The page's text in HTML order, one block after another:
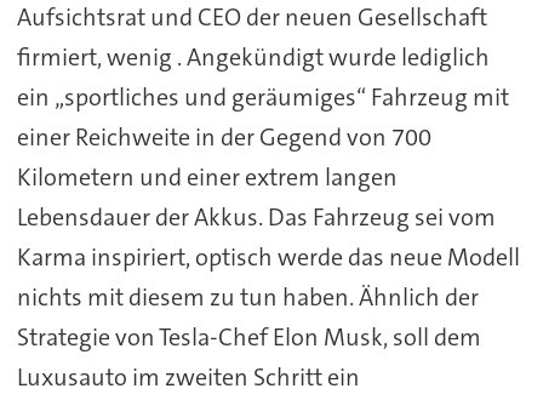
Aufsichtsrat und CEO der neuen Gesellschaft
firmiert, wenig . Angekündigt wurde lediglich
ein „sportliches und geräumiges“ Fahrzeug mit
einer Reichweite in der Gegend von 700
Kilometern und einer extrem langen
Lebensdauer der Akkus. Das Fahrzeug sei vom
Karma inspiriert, optisch werde das neue Modell
nichts mit diesem zu tun haben. Ähnlich der
Strategie von Tesla-Chef Elon Musk, soll dem
Luxusauto im zweiten Schritt ein